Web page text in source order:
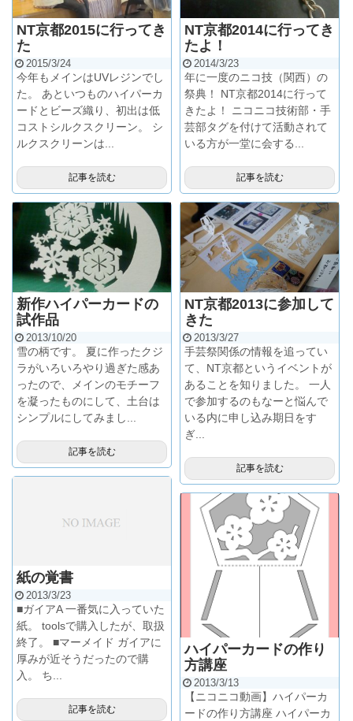
NT京都2015に行ってき
た
2015/3/24
今年もメインはUVレジンでし
た。 あといつものハイパーカ
ードとビーズ織り、初出は低
コストシルクスクリーン。 シ
ルクスクリーンは...
記事を読む
NT京都2014に行ってき
たよ！
2014/3/23
年に一度のニコ技（関西）の
祭典！ NT京都2014に行って
きたよ！ ニコニコ技術部・手
芸部タグを付けて活動されて
いる方が一堂に会する...
記事を読む
新作ハイパーカードの
試作品
2013/10/20
雪の柄です。 夏に作ったクジ
ラがいろいろやり過ぎた感あ
ったので、メインのモチーフ
を凝ったものにして、土台は
シンプルにしてみまし...
記事を読む
NT京都2013に参加して
きた
2013/3/27
手芸祭関係の情報を追ってい
て、NT京都というイベントが
あることを知りました。 一人
で参加するのもなーと悩んで
いる内に申し込み期日をす
ぎ...
記事を読む
紙の覚書
2013/3/23
■ガイアA 一番気に入っていた
紙。 toolsで購入したが、取扱
終了。 ■マーメイド ガイアに
厚みが近そうだったので購
入。 ち...
記事を読む
ハイパーカードの作り
方講座
2013/3/13
【ニコニコ動画】ハイパーカ
ードの作り方講座 ハイパーカ